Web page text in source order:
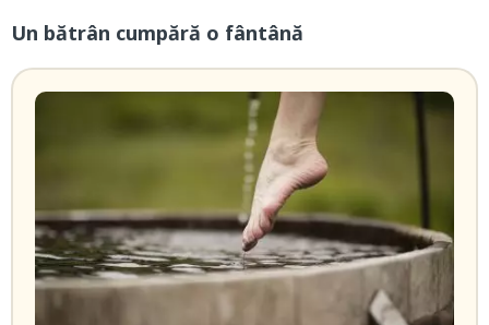
Un bătrân cumpără o fântână